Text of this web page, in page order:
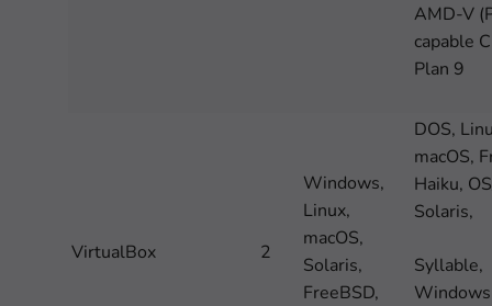
AMD-V
capable
Plan 9
VirtualBox 2
Windows,
Linux,
macOS,
Solaris,
FreeBSD,
DOS,
macOS,
Haiku,
Solaris,
Syllable,